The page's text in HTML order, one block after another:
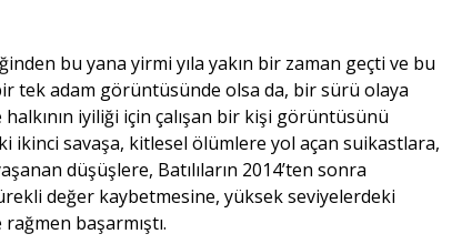
bu yana yirmi yıla yakın bir zaman geçti ve bu
tek adam görüntüsünde olsa da, bir sürü olaya
iyiliği için çalışan bir kişi görüntüsünü
ikinci savaşa, kitlesel ölümlere yol açan suikastlara,
düşüşlere, Batılıların 2014’ten sonra
değer kaybetmesine, yüksek seviyelerdeki
başarmıştı.